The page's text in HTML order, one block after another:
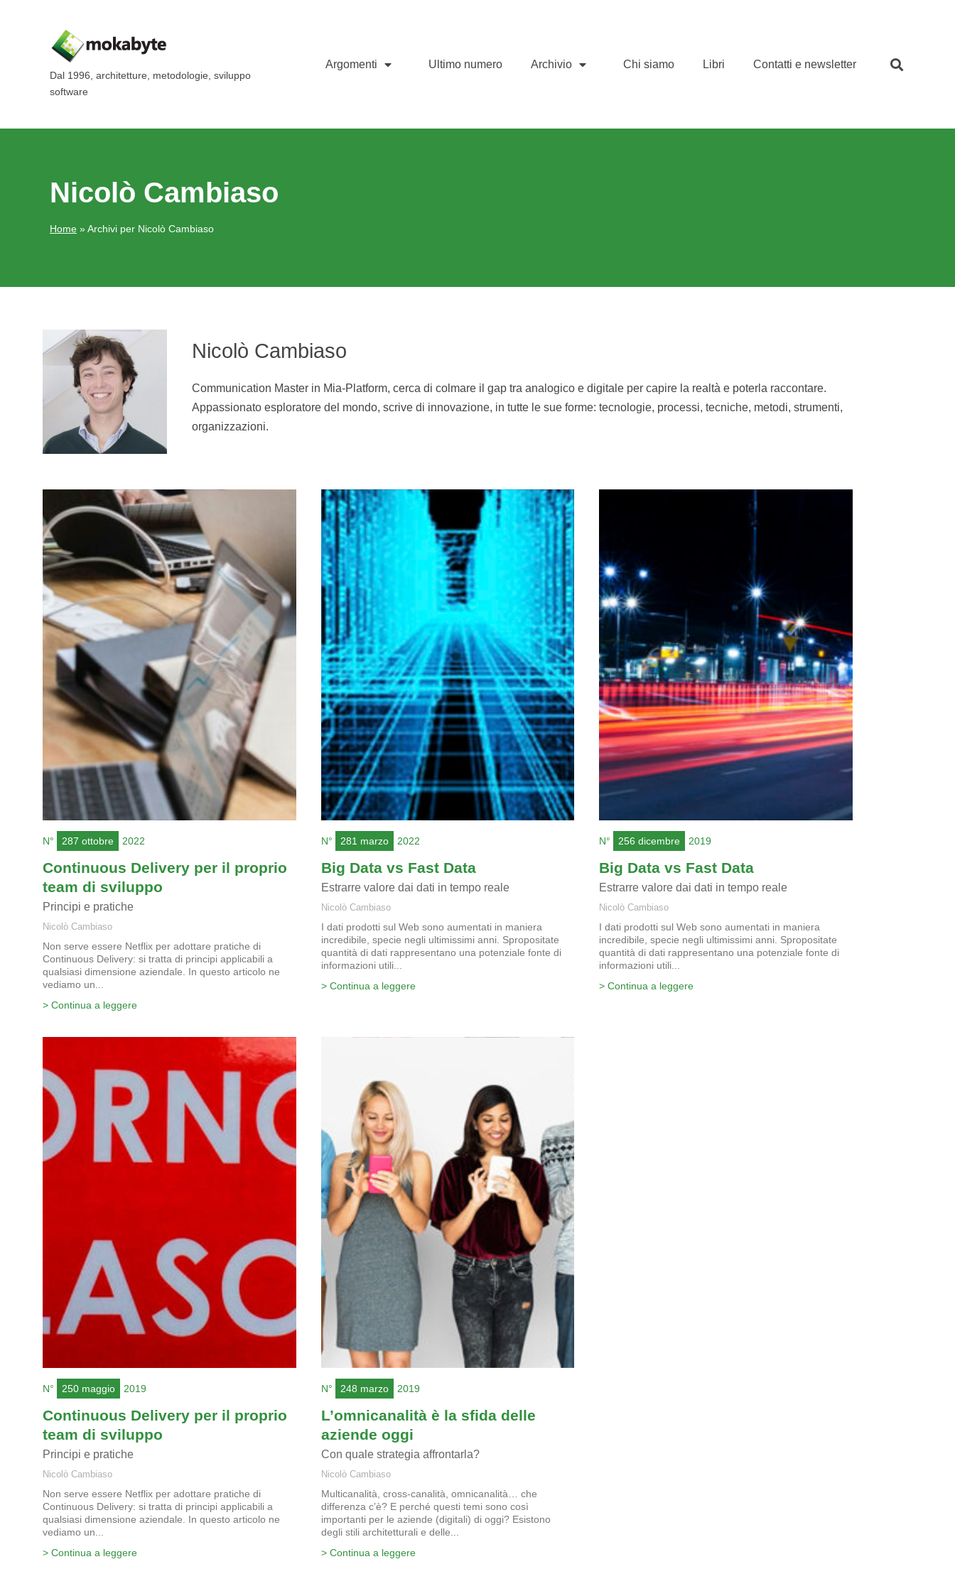
Dal 1996, architetture, metodologie, sviluppo
software
Argomenti Ultimo numero Archivio Chi siamo Libri Contatti e newsletter
Nicolò Cambiaso
Home » Archivi per Nicolò Cambiaso
Nicolò Cambiaso
Communication Master in Mia-Platform, cerca di colmare il gap tra analogico e digitale per capire la realtà e poterla raccontare.
Appassionato esploratore del mondo, scrive di innovazione, in tutte le sue forme: tecnologie, processi, tecniche, metodi, strumenti,
organizzazioni.
N° 287 ottobre 2022
Continuous Delivery per il proprio
team di sviluppo
Principi e pratiche
Nicolò Cambiaso
Non serve essere Netflix per adottare pratiche di
Continuous Delivery: si tratta di principi applicabili a
qualsiasi dimensione aziendale. In questo articolo ne
vediamo un...
> Continua a leggere
N° 281 marzo 2022
Big Data vs Fast Data
Estrarre valore dai dati in tempo reale
Nicolò Cambiaso
I dati prodotti sul Web sono aumentati in maniera
incredibile, specie negli ultimissimi anni. Spropositate
quantità di dati rappresentano una potenziale fonte di
informazioni utili...
> Continua a leggere
N° 256 dicembre 2019
Big Data vs Fast Data
Estrarre valore dai dati in tempo reale
Nicolò Cambiaso
I dati prodotti sul Web sono aumentati in maniera
incredibile, specie negli ultimissimi anni. Spropositate
quantità di dati rappresentano una potenziale fonte di
informazioni utili...
> Continua a leggere
N° 250 maggio 2019
Continuous Delivery per il proprio
team di sviluppo
Principi e pratiche
Nicolò Cambiaso
Non serve essere Netflix per adottare pratiche di
Continuous Delivery: si tratta di principi applicabili a
qualsiasi dimensione aziendale. In questo articolo ne
vediamo un...
> Continua a leggere
N° 248 marzo 2019
L’omnicanalità è la sfida delle
aziende oggi
Con quale strategia affrontarla?
Nicolò Cambiaso
Multicanalità, cross-canalità, omnicanalità… che
differenza c’è? E perché questi temi sono così
importanti per le aziende (digitali) di oggi? Esistono
degli stili architetturali e delle...
> Continua a leggere